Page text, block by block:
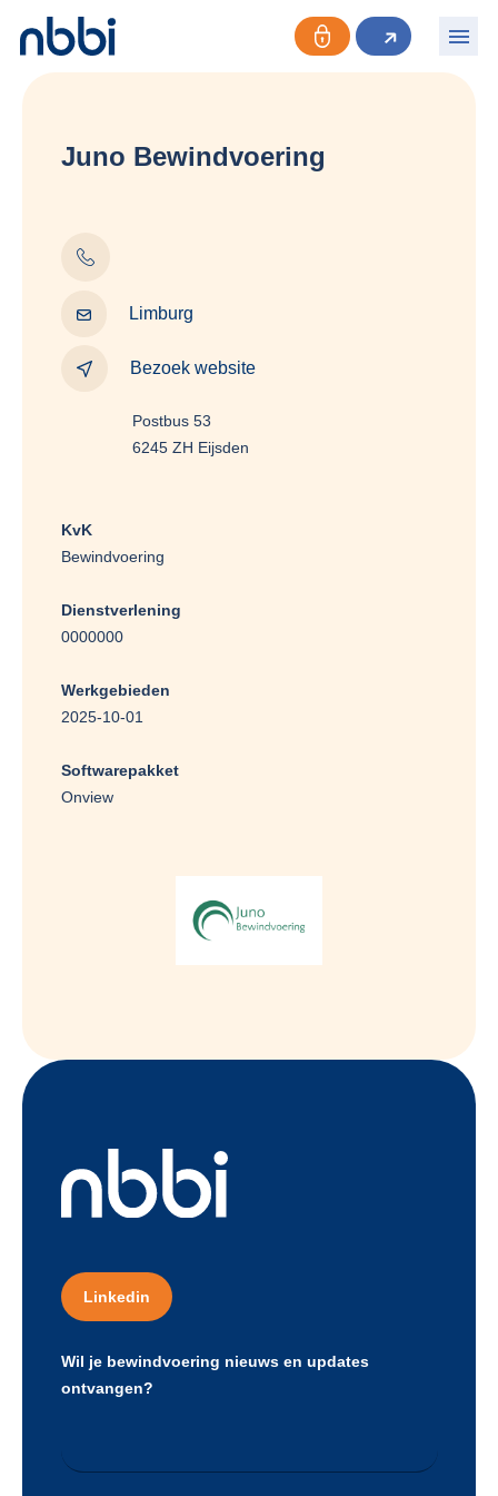
Juno Bewindvoering
Limburg
Bezoek website
Postbus 53
6245 ZH Eijsden
KvK
Bewindvoering
Dienstverlening
0000000
Werkgebieden
2025-10-01
Softwarepakket
Onview
Linkedin
Wil je bewindvoering nieuws en updates
ontvangen?